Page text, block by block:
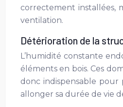
correctement installées,
ventilation.
Détérioration de la
L’humidité constante
éléments en bois. Ces
donc indispensable
allonger sa durée de vie